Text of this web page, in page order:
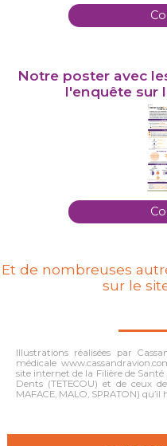
Notre poster avec
l'enquête sur
Et de nombreuses
sur le
Illustrations réalisées par
médicale
site internet de la Filière de Santé
Dents (TETECOU) et de ceux
MAFACE, MALO, SPRATON) qu’il